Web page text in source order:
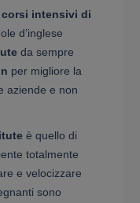
corsi intensivi di
d’inglese
da sempre
per migliore la
aziende e non
è quello di
totalmente
e velocizzare
sono